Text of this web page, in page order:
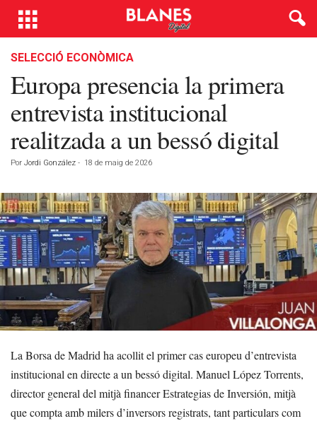
SELECCIÓ ECONÒMICA
Europa presencia la primera
entrevista institucional
realitzada a un bessó digital
Por Jordi González - 18 de maig de 2026
La Borsa de Madrid ha acollit el primer cas europeu d’entrevista
institucional en directe a un bessó digital. Manuel López Torrents,
director general del mitjà financer Estrategias de Inversión, mitjà
que compta amb milers d’inversors registrats, tant particulars com